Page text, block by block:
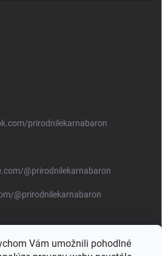
Vám umožnili pohodlné
prirodnilekarnabaron
@prirodnilekarnabaron
@prirodnilekarnabaron